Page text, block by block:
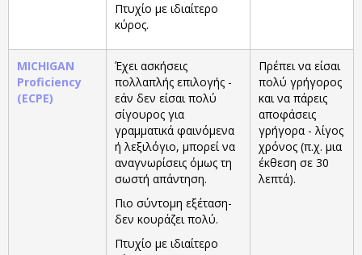
Πτυχίο με ιδιαίτερο
κύρος.
MICHIGAN
Proficiency
(ECPE)
Έχει ασκήσεις
πολλαπλής επιλογής -
εάν δεν είσαι πολύ
σίγουρος για
γραμματικά φαινόμενα
ή λεξιλόγιο, μπορεί να
αναγνωρίσεις όμως τη
σωστή απάντηση.
Πιο σύντομη εξέταση-
δεν κουράζει πολύ.
Πτυχίο με ιδιαίτερο
Πρέπει να είσαι
πολύ γρήγορος
και να πάρεις
αποφάσεις
γρήγορα - λίγος
χρόνος (π.χ. μια
έκθεση σε 30
λεπτά).